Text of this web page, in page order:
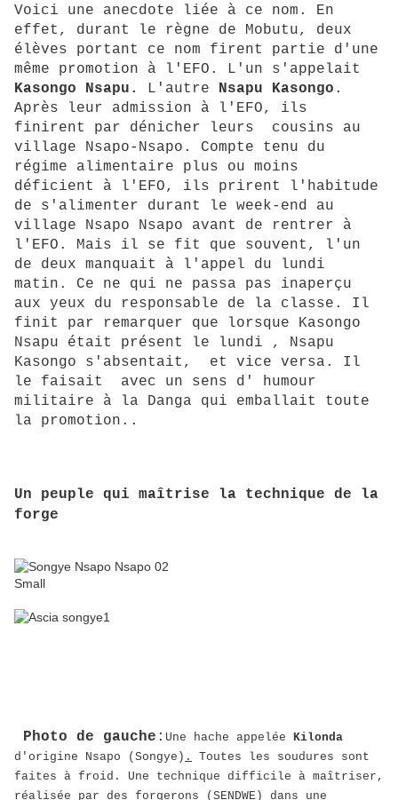
Voici une anecdote liée à ce nom. En
effet, durant le règne de Mobutu, deux
élèves portant ce nom firent partie d'une
même promotion à l'EFO. L'un s'appelait
Kasongo Nsapu.
L'autre Nsapu Kasongo .
Après leur admission à l'EFO, ils
finirent par dénicher leurs cousins au
village Nsapo-Nsapo. Compte tenu du
régime alimentaire plus ou moins
déficient à l'EFO, ils prirent l'habitude
de s'alimenter durant le week-end au
village Nsapo Nsapo avant de rentrer à
l'EFO. Mais il se fit que souvent, l'un
de deux manquait à l'appel du lundi
matin. Ce ne qui ne passa pas inaperçu
aux yeux du responsable de la classe. Il
finit par remarquer que lorsque Kasongo
Nsapu était présent le lundi , Nsapu
Kasongo s'absentait, et vice versa. Il
le faisait avec un sens d' humour
militaire à la Danga qui emballait toute
la promotion..
Un peuple qui maîtrise la technique de la
forge
Photo de gauche : Une hache appelée Kilonda
d'origine Nsapo (Songye) .
Toutes les soudures sont
faites à froid. Une technique difficile à maîtriser,
réalisée par des forgerons (SENDWE) dans une